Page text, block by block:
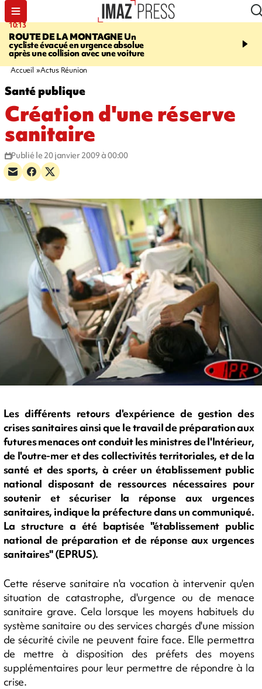
10:13
ROUTE DE LA MONTAGNEUn
cycliste évacué en urgence absolue
après une collision avec une voiture
12:23
peuvent éclater et
Accueil Actus Réunion
Santé publique
Création d'une réserve
sanitaire
Publié le 20 janvier 2009 à 00:00
Les différents retours d'expérience de gestion des
crises sanitaires ainsi que le travail de préparation aux
futures menaces ont conduit les ministres de l'Intérieur,
de l'outre-mer et des collectivités territoriales, et de la
santé et des sports, à créer un établissement public
national disposant de ressources nécessaires pour
soutenir et sécuriser la réponse aux urgences
sanitaires, indique la préfecture dans un communiqué.
La structure a été baptisée "établissement public
national de préparation et de réponse aux urgences
sanitaires" (EPRUS).
Cette réserve sanitaire n'a vocation à intervenir qu'en
situation de catastrophe, d'urgence ou de menace
sanitaire grave. Cela lorsque les moyens habituels du
système sanitaire ou des services chargés d'une mission
de sécurité civile ne peuvent faire face. Elle permettra
de mettre à disposition des préfets des moyens
supplémentaires pour leur permettre de répondre à la
crise.